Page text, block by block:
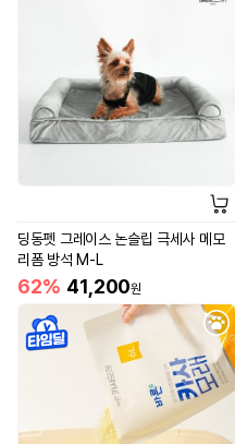
딩동펫 그레이스 논슬립 극세사 메모
리폼 방석 M-L
62% 41,200원